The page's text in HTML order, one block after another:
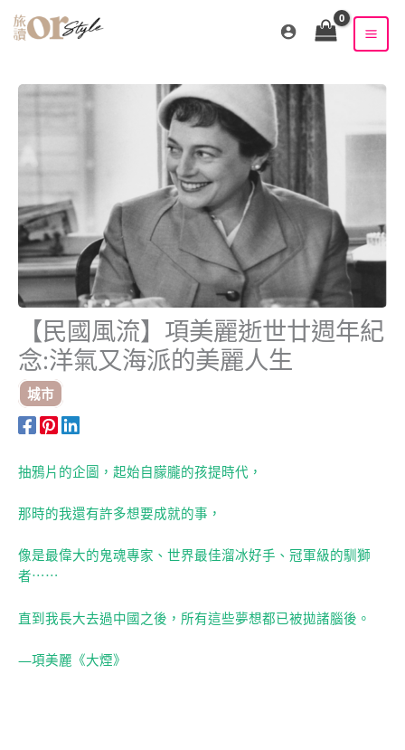
【民國風流】項美麗逝世廿週年紀
念:洋氣又海派的美麗人生
城市
抽鴉片的企圖，起始自朦朧的孩提時代，
那時的我還有許多想要成就的事，
像是最偉大的鬼魂專家、世界最佳溜冰好手、冠軍級的馴獅
者⋯⋯
直到我長大去過中國之後，所有這些夢想都已被拋諸腦後。
—項美麗《大煙》